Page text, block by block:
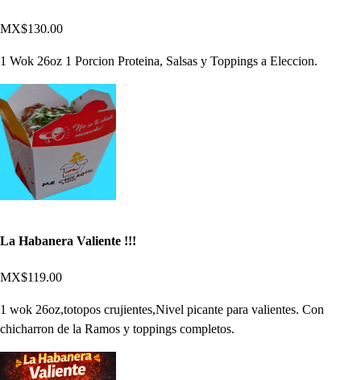
MX$130.00
1 Wok 26oz 1 Porcion Proteina, Salsas y Toppings a Eleccion.
La Habanera Valiente !!!
MX$119.00
1 wok 26oz,totopos crujientes,Nivel picante para valientes. Con
chicharron de la Ramos y toppings completos.